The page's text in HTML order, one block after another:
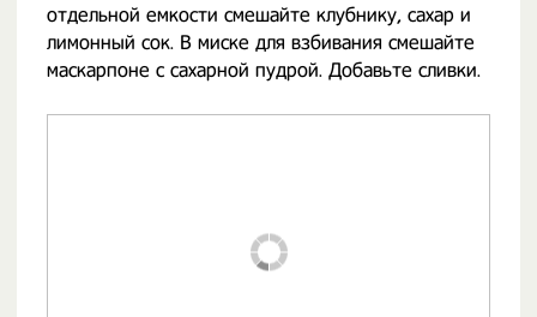
отдельной емкости смешайте клубнику, сахар и
лимонный сок. В миске для взбивания смешайте
маскарпоне с сахарной пудрой. Добавьте сливки.